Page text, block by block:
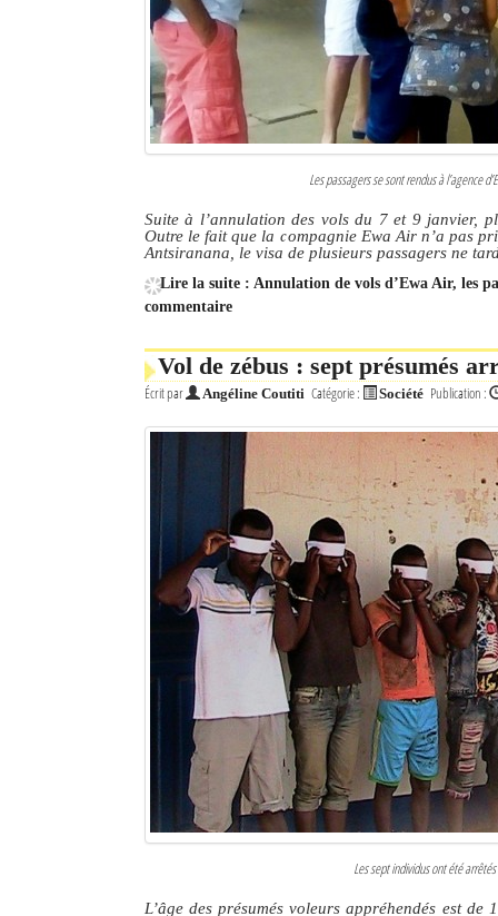
Les Petites Annonces
La Tribune de Diego en PDF
Identifiant oublié ?
Mot de passe oublié ?
Les passagers se sont rendus à l’agence
Suite à l’annulation des vols du 7 et 9 janvier,
Outre le fait que la compagnie Ewa Air n’a pas
Antsiranana, le visa de plusieurs passagers ne
Lire la suite : Annulation de vols d’Ewa Air, les
commentaire
Vol de zébus : sept présumés
Écrit par Angéline Coutiti Catégorie : Société Publication :
Les sept individus ont été
L’âge des présumés voleurs appréhendés est